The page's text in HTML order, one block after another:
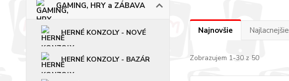
GAMING, HRY a ZÁBAVA
HERNÉ KONZOLY - NOVÉ
HERNÉ KONZOLY - BAZÁR
Najnovšie Najlacnejšie
Zobrazujem 1-30 z 50